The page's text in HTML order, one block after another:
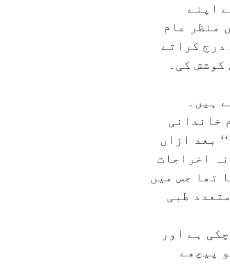
اپنے
خان اور ان کے خاندان کے درمیان اختلافات پہلی مرتبہ ۲۰۰۷ء میں منظر عام
درج کراتے
کی۔
ہیں۔
خاندانی
بعد ازاں
اخراجات
تھا جس میں
طبی
ہے اور
پیچھے